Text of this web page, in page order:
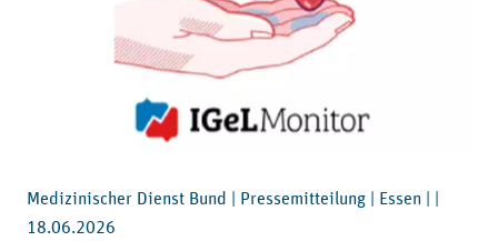
Medizinischer Dienst Bund | Pressemitteilung | Essen | |
18.06.2026